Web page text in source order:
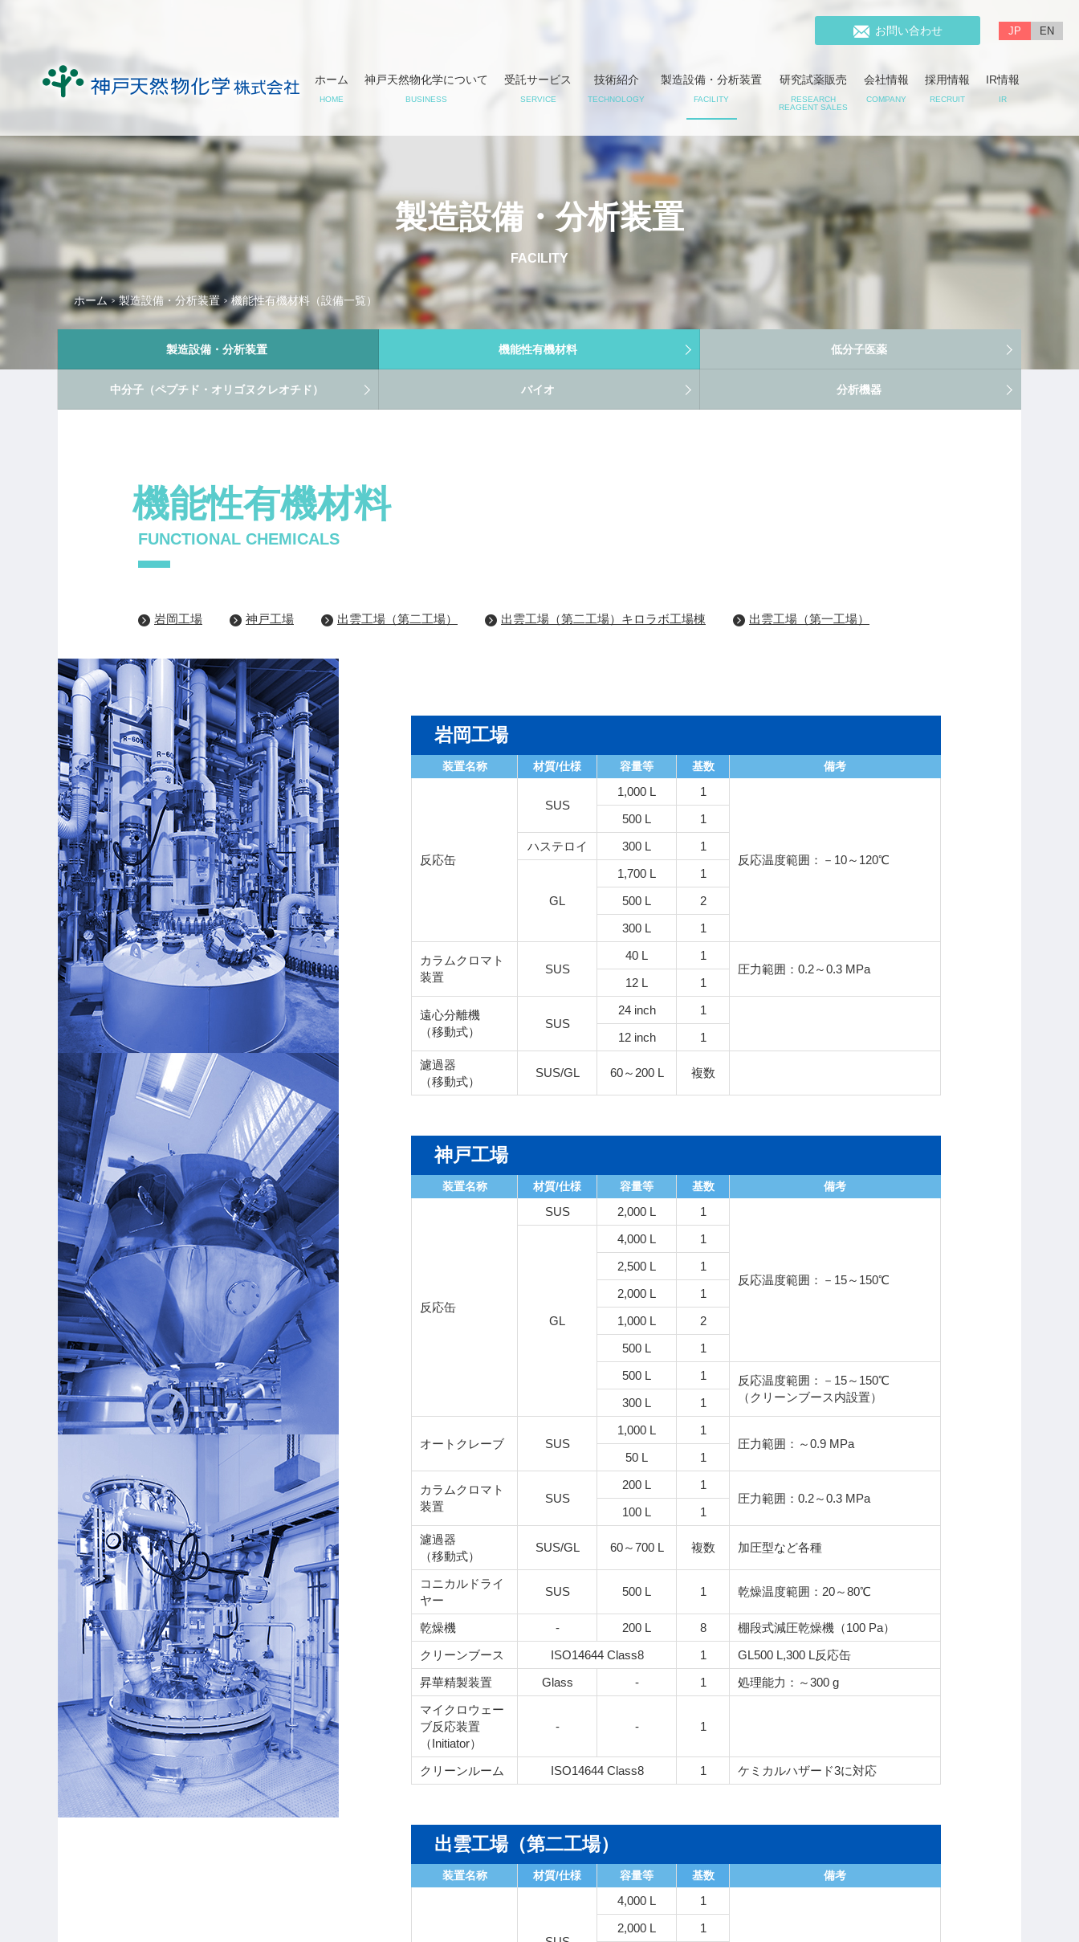
お問い合わせ JP EN
ホーム
HOME
神戸天然物化学について
BUSINESS
受託サービス
SERVICE
技術紹介
TECHNOLOGY
製造設備・分析装置
FACILITY
研究試薬販売
RESEARCH
REAGENT SALES
会社情報
COMPANY
採用情報
RECRUIT
IR情報
IR
製造設備・分析装置
FACILITY
ホーム 製造設備・分析装置 機能性有機材料（設備一覧）
製造設備・分析装置 機能性有機材料 低分子医薬
中分子（ペプチド・オリゴヌクレオチド） バイオ 分析機器
機能性有機材料
FUNCTIONAL CHEMICALS
岩岡工場 神戸工場 出雲工場（第二工場） 出雲工場（第二工場）キロラボ工場棟 出雲工場（第一工場）
岩岡工場
装置名称 材質/仕様 容量等 基数 備考
反応缶
SUS
1,000 L 1
反応温度範囲：－10～120℃
500 L
1
ハステロイ
300 L 1
GL
1,700 L
1
500 L
2
300 L
1
カラムクロマト
装置
SUS
40 L
1
圧力範囲：0.2～0.3 MPa
12 L
1
遠心分離機
（移動式）
SUS
24 inch
1
12 inch
1
濾過器
（移動式）
SUS/GL 60～200 L 複数
神戸工場
装置名称 材質/仕様 容量等 基数 備考
反応缶
SUS 2,000 L 1
反応温度範囲：－15～150℃
GL
4,000 L
1
2,500 L
1
2,000 L
1
1,000 L
2
500 L
1
500 L
1
反応温度範囲：－15～150℃
（クリーンブース内設置）
300 L 1
オートクレーブ SUS
1,000 L
1
圧力範囲：～0.9 MPa
50 L
1
カラムクロマト
装置
SUS
200 L
1
圧力範囲：0.2～0.3 MPa
100 L
1
濾過器
（移動式）
SUS/GL 60～700 L 複数 加圧型など各種
コニカルドライ
ヤー
SUS 500 L 1 乾燥温度範囲：20～80℃
乾燥機 - 200 L 8
棚段式減圧乾燥機（100 Pa）
クリーンブース
ISO14644 Class8 1
GL500 L,300 L反応缶
昇華精製装置
Glass - 1
処理能力：～300 g
マイクロウェー
ブ反応装置
（Initiator）
- - 1
クリーンルーム ISO14644 Class8 1 ケミカルハザード3に対応
出雲工場（第二工場）
装置名称 材質/仕様 容量等 基数 備考
4,000 L 1
2,000 L
1